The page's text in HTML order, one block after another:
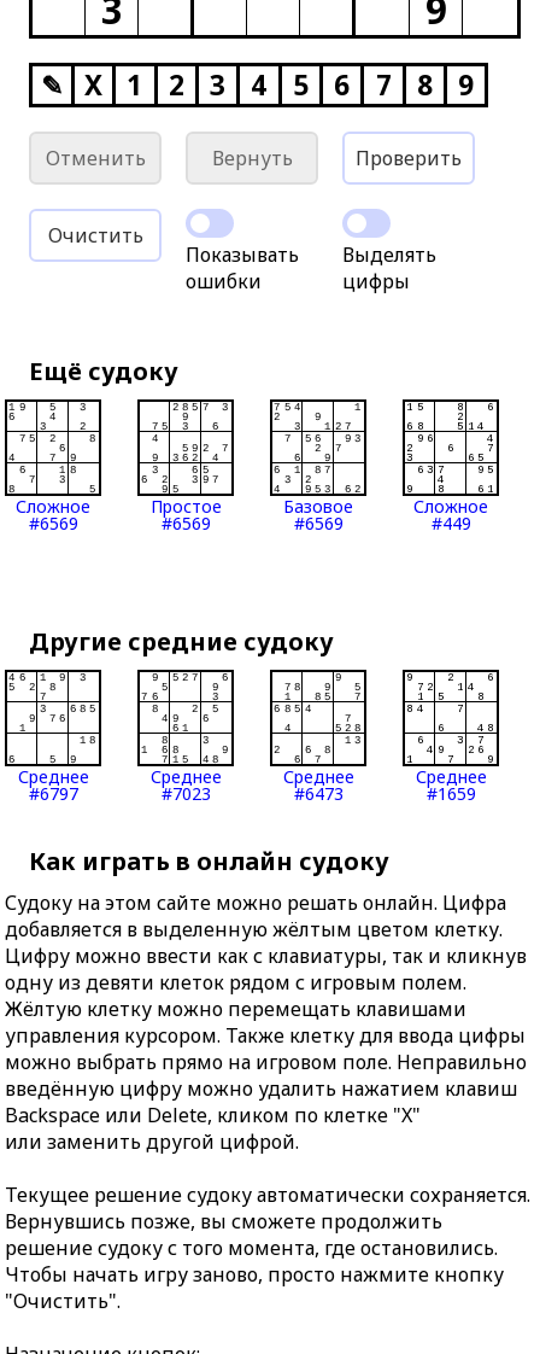
✎ X 1 2 3 4 5 6 7 8 9
Отменить Вернуть Проверить
Очистить
Показывать
ошибки
Выделять
цифры
Ещё судоку
Сложное
#6569
Простое
#6569
Базовое
#6569
Сложное
#449
Другие средние судоку
Среднее
#6797
Среднее
#7023
Среднее
#6473
Среднее
#1659
Как играть в онлайн судоку
Судоку на этом сайте можно решать онлайн. Цифра
добавляется в выделенную жёлтым цветом клетку.
Цифру можно ввести как с клавиатуры, так и кликнув
одну из девяти клеток рядом с игровым полем.
Жёлтую клетку можно перемещать клавишами
управления курсором. Также клетку для ввода цифры
можно выбрать прямо на игровом поле. Неправильно
введённую цифру можно удалить нажатием клавиш
Backspace или Delete, кликом по клетке "X"
или заменить другой цифрой.
Текущее решение судоку автоматически сохраняется.
Вернувшись позже, вы сможете продолжить
решение судоку с того момента, где остановились.
Чтобы начать игру заново, просто нажмите кнопку
"Очистить".